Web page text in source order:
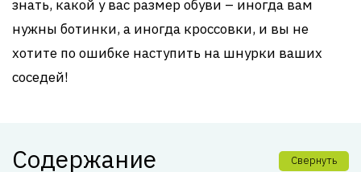
знать, какой у вас размер обуви – иногда вам
нужны ботинки, а иногда кроссовки, и вы не
хотите по ошибке наступить на шнурки ваших
соседей!
Содержание Свернуть